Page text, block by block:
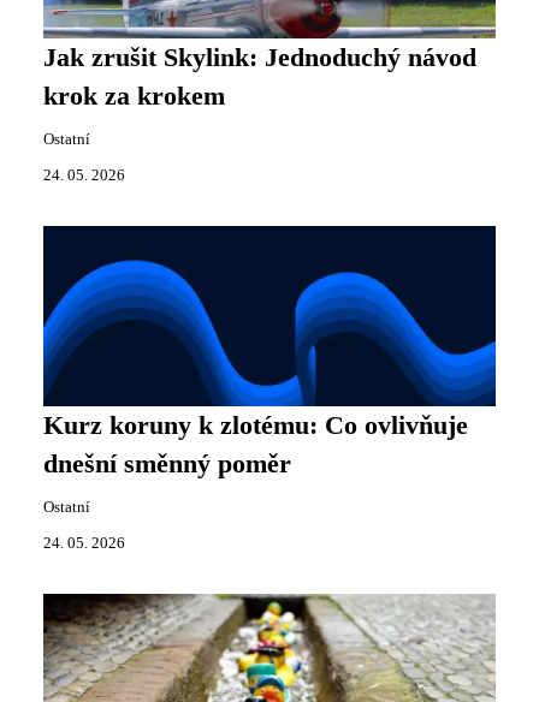
Jak zrušit Skylink: Jednoduchý návod
krok za krokem
Ostatní
24. 05. 2026
Kurz koruny k zlotému: Co ovlivňuje
dnešní směnný poměr
Ostatní
24. 05. 2026